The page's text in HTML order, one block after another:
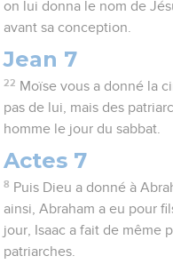
on lui donna le nom de
avant sa conception.
Jean 7
22 Moïse vous a donné la
pas de lui, mais des
homme le jour du sabbat.
Actes 7
8 Puis Dieu a donné à
ainsi, Abraham a eu pour
jour, Isaac a fait de même
patriarches.